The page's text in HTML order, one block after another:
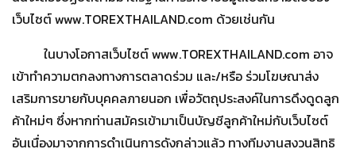
เว็บไซต์ www.TOREXTHAILAND.com ด้วยเช่นกัน
ในบางโอกาสเว็บไซต์ www.TOREXTHAILAND.com อาจ
เข้าทำความตกลงทางการตลาดร่วม และ/หรือ ร่วมโฆษณาส่ง
เสริมการขายกับบุคคลภายนอก เพื่อวัตถุประสงค์ในการดึงดูดลูก
ค้าใหม่ๆ ซึ่งหากท่านสมัครเข้ามาเป็นบัญชีลูกค้าใหม่กับเว็บไซต์
อันเนื่องมาจากการดำเนินการดังกล่าวแล้ว ทางทีมงานสงวนสิทธิ